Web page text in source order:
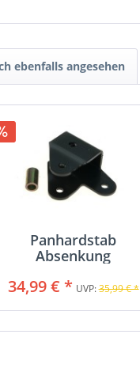
ebenfalls angesehen
Panhardstab
Absenkung
34,99 € * UVP:35,99 € *